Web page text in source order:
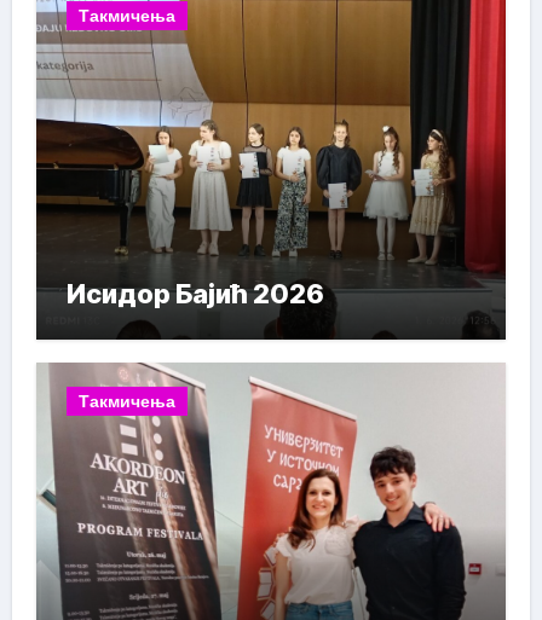
Такмичења
Исидор Бајић 2026
Такмичења